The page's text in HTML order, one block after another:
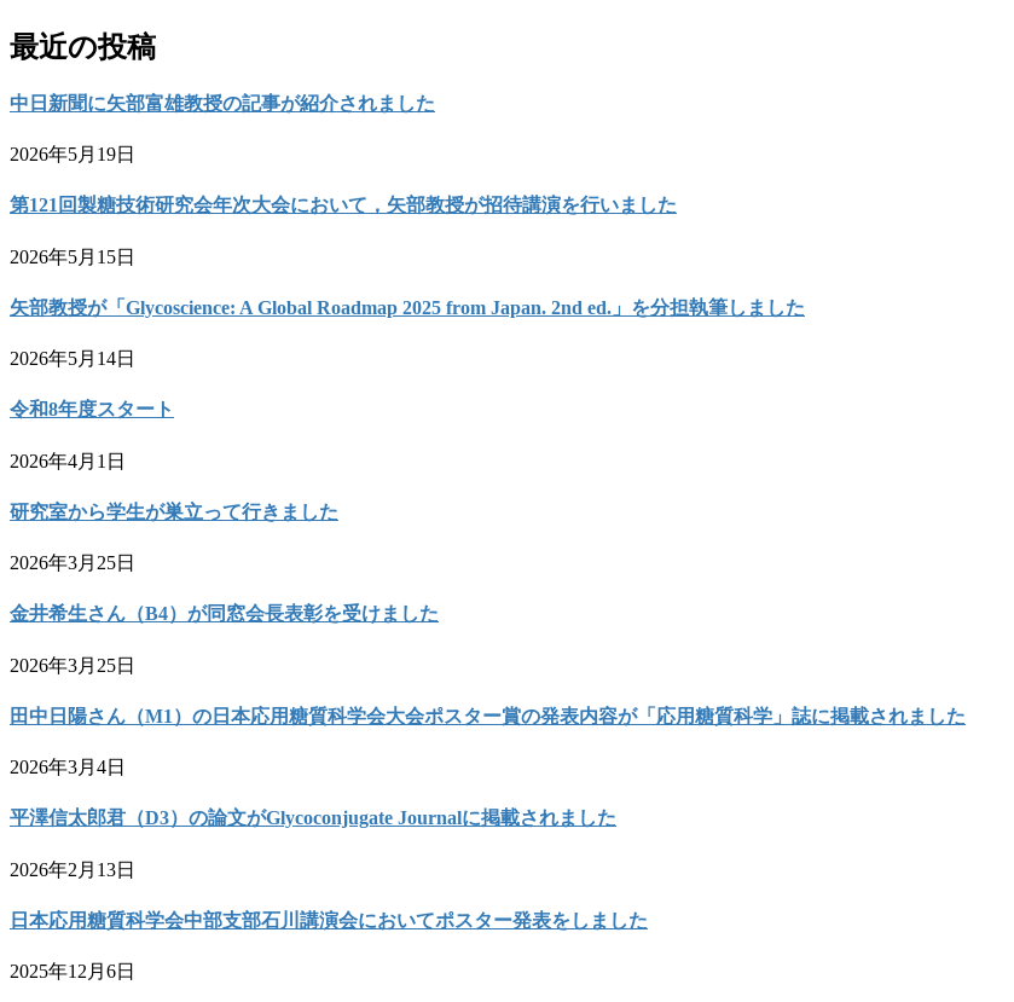
ジ
り
最近の投稿
中日新聞に矢部富雄教授の記事が紹介されました
2026年5月19日
第121回製糖技術研究会年次大会において，矢部教授が招待講演を行いました
2026年5月15日
矢部教授が「Glycoscience: A Global Roadmap 2025 from Japan. 2nd ed.」を分担執筆しました
2026年5月14日
令和8年度スタート
2026年4月1日
研究室から学生が巣立って行きました
2026年3月25日
金井希生さん（B4）が同窓会長表彰を受けました
2026年3月25日
田中日陽さん（M1）の日本応用糖質科学会大会ポスター賞の発表内容が「応用糖質科学」誌に掲載されました
2026年3月4日
平澤信太郎君（D3）の論文がGlycoconjugate Journalに掲載されました
2026年2月13日
日本応用糖質科学会中部支部石川講演会においてポスター発表をしました
2025年12月6日